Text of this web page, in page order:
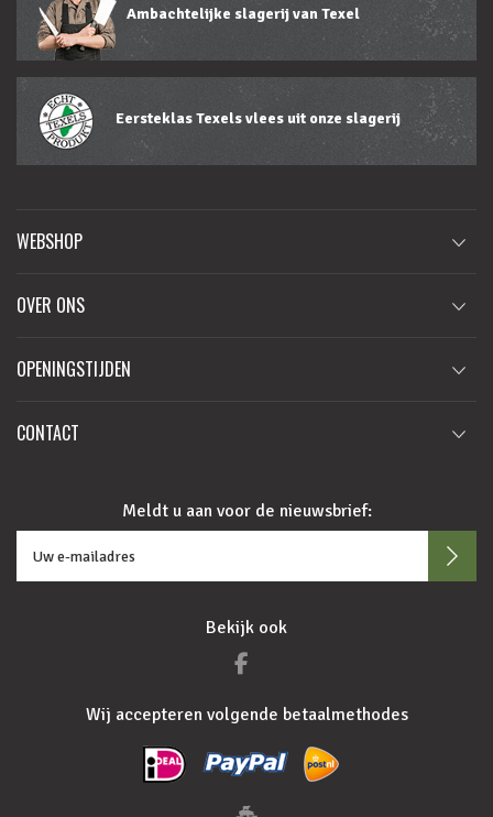
Ambachtelijke slagerij van Texel
Eersteklas Texels vlees uit onze slagerij
WEBSHOP
OVER ONS
OPENINGSTIJDEN
CONTACT
Meldt u aan voor de nieuwsbrief:
Bekijk ook
Wij accepteren volgende betaalmethodes